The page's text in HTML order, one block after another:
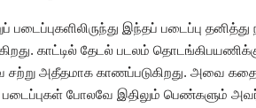
படைப்புகளிலிருந்து இந்தப் படைப்பு
காட்டில் தேடல் படலம்
அதீதமாக காணப்படுகிறது. அவை
படைப்புகள் போலவே இதிலும் பெண்களும்